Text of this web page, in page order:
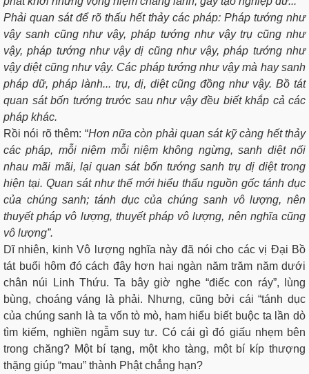
Phải quan sát để rõ thấu hết thảy các pháp: Pháp tướng như
vậy sanh cũng như vậy, pháp tướng như vậy trụ cũng như
vậy, pháp tướng như vậy dị cũng như vậy, pháp tướng như
vậy diệt cũng như vậy. Các pháp tướng như vậy mà hay sanh
pháp dữ, pháp lành... trụ, dị, diệt cũng đồng như vậy. Bồ tát
quan sát bốn tướng trước sau như vậy đều biết khắp cả các
pháp khác.
Rồi nói rõ thêm: “Hơn nữa còn phải quan sát kỹ càng hết thảy
các pháp, mỗi niệm mỗi niệm không ngừng, sanh diệt nối
nhau mãi mãi, lại quan sát bốn tướng sanh trụ dị diệt trong
hiện tại. Quan sát như thế mới hiểu thấu nguồn gốc tánh dục
của chúng sanh; tánh dục của chúng sanh vô lượng, nên
thuyết pháp vô lượng, thuyết pháp vô lượng, nên nghĩa cũng
vô lượng”.
Dĩ nhiên, kinh Vô lượng nghĩa này đã nói cho các vị Đại Bồ
tát buổi hôm đó cách đây hơn hai ngàn năm trăm năm dưới
chân núi Linh Thứu. Ta bây giờ nghe “điếc con ráy”, lùng
bùng, choáng váng là phải. Nhưng, cũng bởi cái “tánh dục
của chúng sanh là ta vốn tò mò, ham hiểu biết buộc ta lần dò
tìm kiếm, nghiền ngẫm suy tư. Có cái gì đó giấu nhẹm bên
trong chăng? Một bí tạng, một kho tàng, một bí kíp thượng
thặng giúp “mau” thành Phật chẳng hạn?